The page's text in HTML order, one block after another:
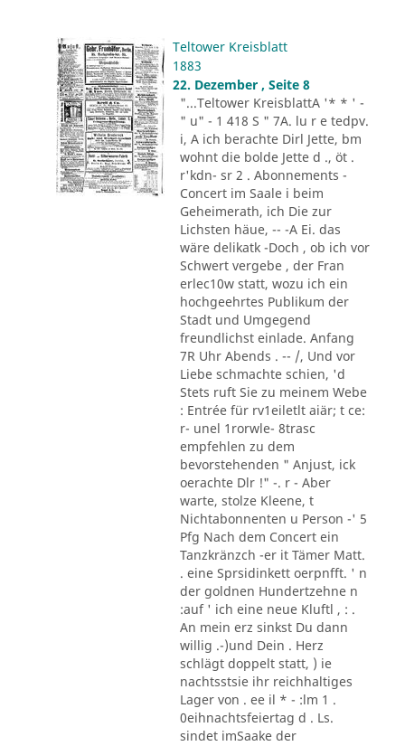
Teltower Kreisblatt
1883
22. Dezember , Seite 8
"...Teltower KreisblattA '* * ' -
" u" - 1 418 S " 7A. lu r e tedpv.
i, A ich berachte Dirl Jette, bm
wohnt die bolde Jette d ., öt .
r'kdn- sr 2 . Abonnements -
Concert im Saale i beim
Geheimerath, ich Die zur
Lichsten häue, -- -A Ei. das
wäre delikatk -Doch , ob ich vor
Schwert vergebe , der Fran
erlec10w statt, wozu ich ein
hochgeehrtes Publikum der
Stadt und Umgegend
freundlichst einlade. Anfang
7R Uhr Abends . -- /, Und vor
Liebe schmachte schien, 'd
Stets ruft Sie zu meinem Webe
: Entrée für rv1eiletlt aiär; t ce:
r- unel 1rorwle- 8trasc
empfehlen zu dem
bevorstehenden " Anjust, ick
oerachte Dlr !" -. r - Aber
warte, stolze Kleene, t
Nichtabonnenten u Person -' 5
Pfg Nach dem Concert ein
Tanzkränzch -er it Tämer Matt.
. eine Sprsidinkett oerpnfft. ' n
der goldnen Hundertzehne n
:auf ' ich eine neue Kluftl , : .
An mein erz sinkst Du dann
willig .-)und Dein . Herz
schlägt doppelt statt, ) ie
nachtsstsie ihr reichhaltiges
Lager von . ee il * - :lm 1 .
0eihnachtsfeiertag d . Ls.
sindet imSaake der